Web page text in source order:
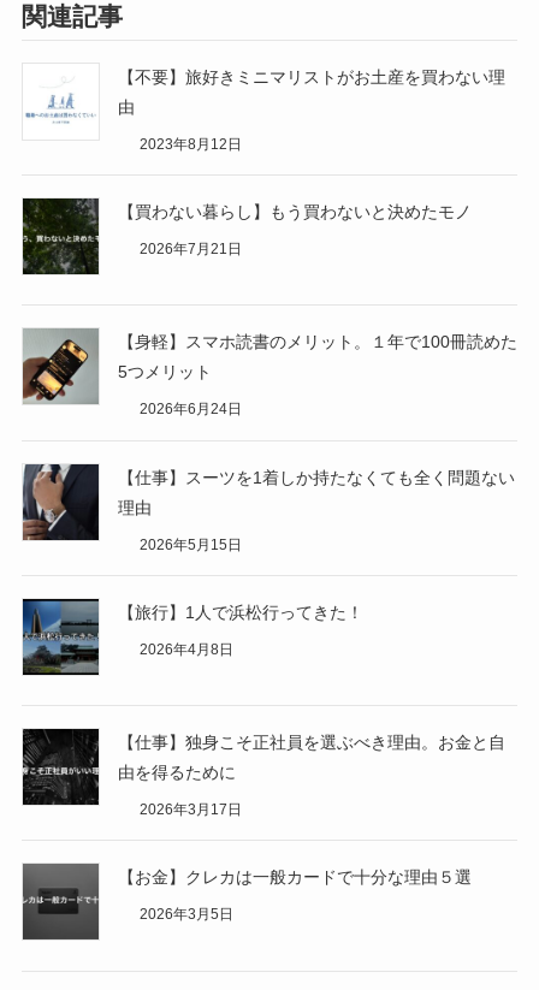
関連記事
【不要】旅好きミニマリストがお土産を買わない理
由
2023年8月12日
【買わない暮らし】もう買わないと決めたモノ
2026年7月21日
【身軽】スマホ読書のメリット。１年で100冊読めた
5つメリット
2026年6月24日
【仕事】スーツを1着しか持たなくても全く問題ない
理由
2026年5月15日
【旅行】1人で浜松行ってきた！
2026年4月8日
【仕事】独身こそ正社員を選ぶべき理由。お金と自
由を得るために
2026年3月17日
【お金】クレカは一般カードで十分な理由５選
2026年3月5日